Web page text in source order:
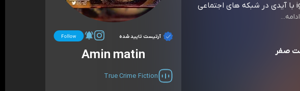
igsh=dXBpaGVuNTQwNWcx SaateCefr با آیدی در شبکه های اجتماعی
ادامه...
آرتیست تایید شده
Amin matin
Fiction
True Crime